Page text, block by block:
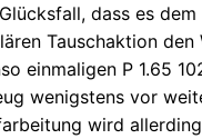
dass es
Tauschaktion den
einmaligen P 1.65
wenigstens vor
wird